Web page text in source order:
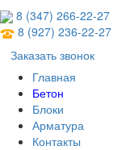
8 (347) 266‑22‑27
8 (927) 236‑22‑27
Заказать звонок
Главная
Бетон
Блоки
Арматура
Контакты